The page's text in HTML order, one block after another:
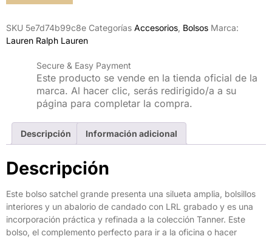
SKU 5e7d74b99c8e Categorías Accesorios Bolsos Marca:
Lauren Ralph Lauren
Secure & Easy Payment
Este producto se vende en la tienda oficial de la
marca. Al hacer clic, serás redirigido/a a su
página para completar la compra.
Descripción Información adicional
Descripción
Este bolso satchel grande presenta una silueta amplia, bolsillos
interiores y un abalorio de candado con LRL grabado y es una
incorporación práctica y refinada a la colección Tanner. Este
bolso, el complemento perfecto para ir a la oficina o hacer